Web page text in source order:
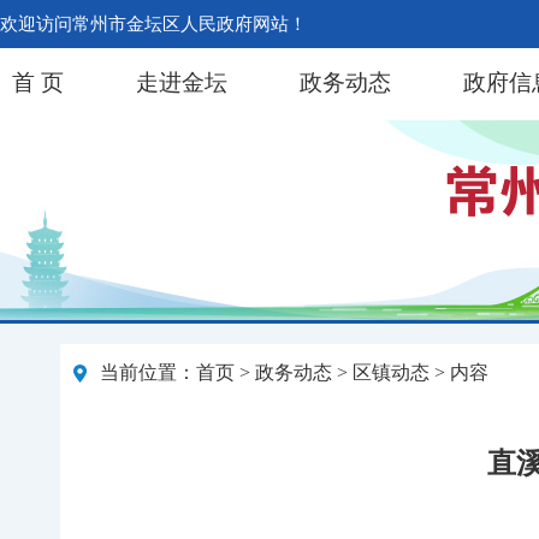
欢迎访问常州市金坛区人民政府网站！
首 页 走进金坛 政务动态 政府信
当前位置： 首页 > 政务动态 > 区镇动态 > 内容
直